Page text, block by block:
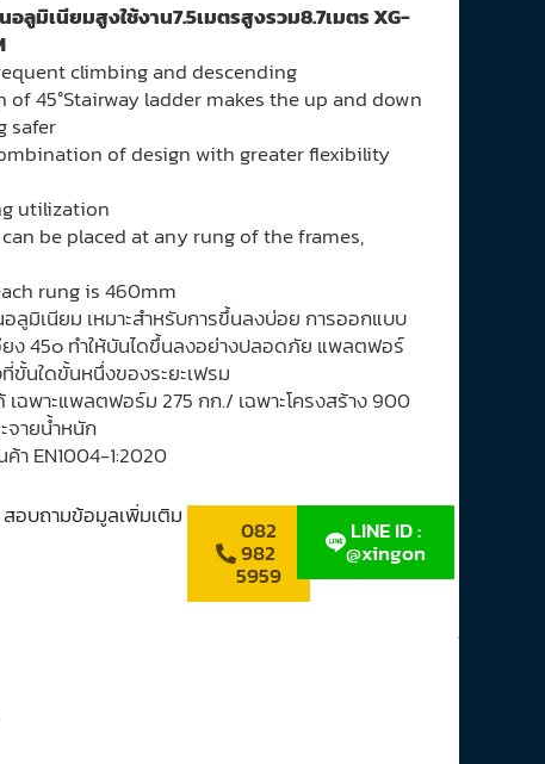
อลูมิเนียมสูงใช้งาน7.5เมตรสูงรวม8.7เมตร XG-
climbing and descending
of 45°Stairway ladder makes the up and down
safer
of design with greater flexibility
utilization
be placed at any rung of the frames,
rung is 460mm
ลูมิเนียม เหมาะสำหรับการขึ้นลงบ่อย การออกแบบ
ยง 45๐ ทำให้บันไดขึ้นลงอย่างปลอดภัย แพลตฟอร์
ขั้นใดขั้นหนึ่งของระยะเฟรม
เฉพาะแพลตฟอร์ม 275 กก./ เฉพาะโครงสร้าง 900
จายน้ำหนัก
า EN1004-1:2020
อบถามข้อมูลเพิ่มเติม
082
982
5959
LINE ID :
@xingon